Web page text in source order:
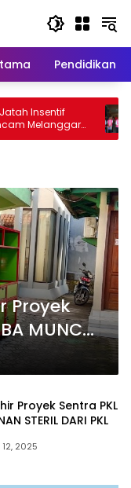
Pendidikan
Pajak Listrik Muncul
Proyek
MUNCUL
Proyek Sentra PKL
STERIL DARI PKL
2025